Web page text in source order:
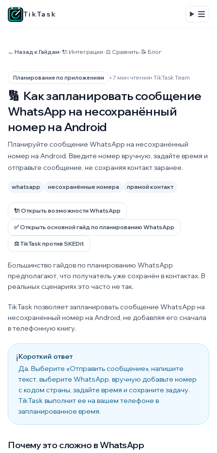
TikTask
← Назад к Гайдам•🔌 Интеграции•⚖️ Сравнить•📝 Блог
Планирование по приложениям • 7 мин чтения• TikTask Team
🔢 Как запланировать сообщение
WhatsApp на несохранённый
номер на Android
Планируйте сообщение WhatsApp на несохранённый
номер на Android. Введите номер вручную, задайте время и
отправьте сообщение, не сохраняя контакт заранее.
whatsapp несохранённые номера прямой контакт
🔌 Открыть возможности WhatsApp
✅ Открыть основной гайд по планированию WhatsApp
⚖️ TikTask против SKEDit
Большинство гайдов по планированию WhatsApp
предполагают, что получатель уже сохранён в контактах. В
реальных сценариях это часто не так.
TikTask позволяет запланировать сообщение WhatsApp на
несохранённый номер на Android, не добавляя его сначала
в телефонную книгу.
ℹ️Короткий ответ
Да. Выберите «Отправить сообщение», напишите
текст, выберите WhatsApp, вручную добавьте номер
с кодом страны, задайте время и сохраните задачу.
TikTask выполнит ее на вашем телефоне в
запланированное время.
Почему это сложно в WhatsApp